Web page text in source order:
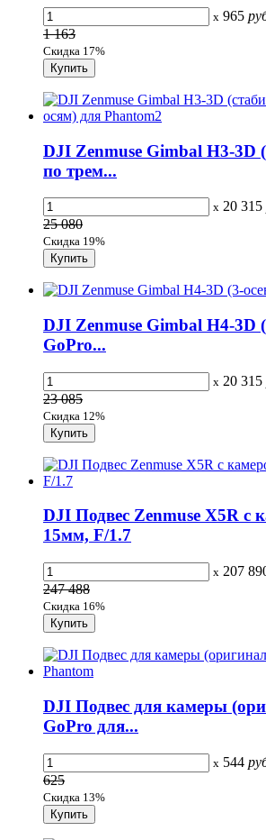
x 965
1 163
Скидка 17%
DJI Zenmuse Gimbal H3-3D
по трем...
x 20 315
25 080
Скидка 19%
DJI Zenmuse Gimbal H4-3D
GoPro...
x 20 315
23 085
Скидка 12%
DJI Подвес Zenmuse X5R с
15мм, F/1.7
x 207
247 488
Скидка 16%
DJI Подвес для камеры
GoPro для...
x 544
625
Скидка 13%